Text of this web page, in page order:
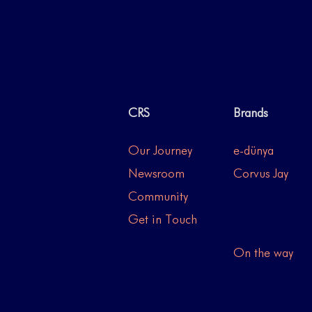
CRS
Our Journey
Newsroom
Community
Get in Touch
Brands
e-dünya
Corvus Jay
On the way